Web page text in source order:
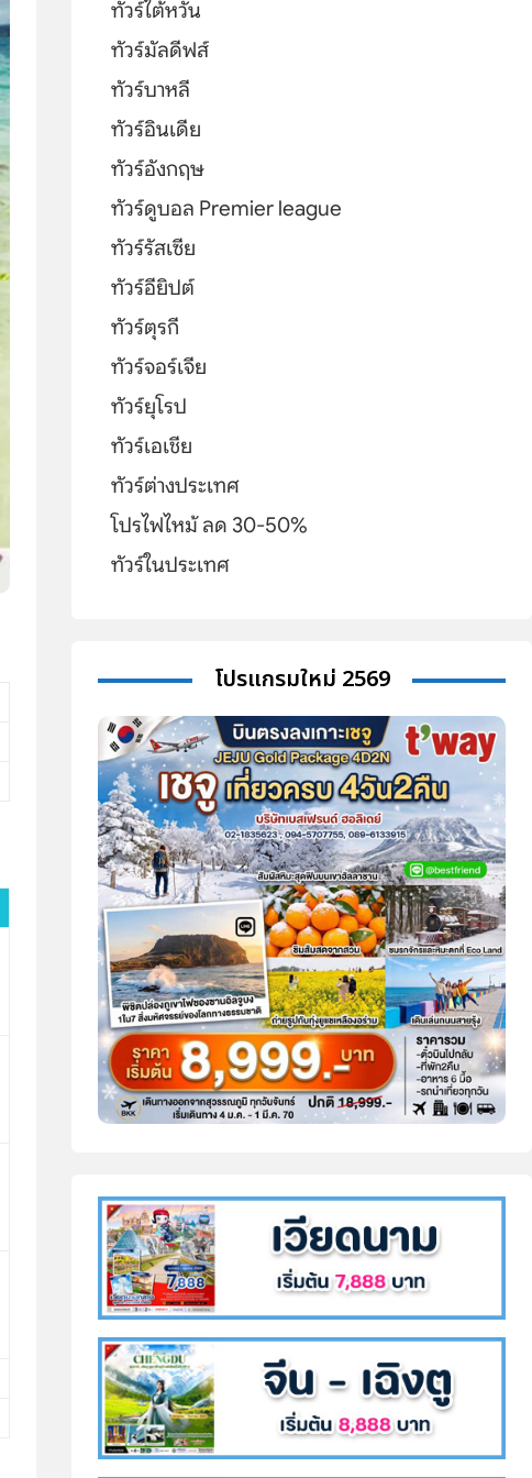
ทัวร์ไต้หวัน
ทัวร์มัลดีฟส์
ทัวร์บาหลี
ทัวร์อินเดีย
ทัวร์อังกฤษ
ทัวร์ดูบอล Premier league
ทัวร์รัสเซีย
ทัวร์อียิปต์
ทัวร์ตุรกี
ทัวร์จอร์เจีย
ทัวร์ยุโรป
ทัวร์เอเชีย
ทัวร์ต่างประเทศ
โปรไฟไหม้ ลด 30-50%
ทัวร์ในประเทศ
โปรแกรมใหม่ 2569